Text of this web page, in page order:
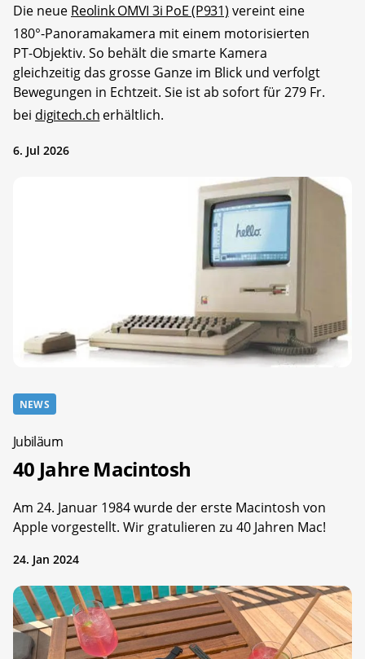
Die neue Reolink OMVI 3i PoE (P931) vereint eine
180°-Panoramakamera mit einem motorisierten
PT-Objektiv. So behält die smarte Kamera
gleichzeitig das grosse Ganze im Blick und verfolgt
Bewegungen in Echtzeit. Sie ist ab sofort für 279 Fr.
bei digitech.ch erhältlich.
6. Jul 2026
NEWS
Jubiläum
40 Jahre Macintosh
Am 24. Januar 1984 wurde der erste Macintosh von
Apple vorgestellt. Wir gratulieren zu 40 Jahren Mac!
24. Jan 2024